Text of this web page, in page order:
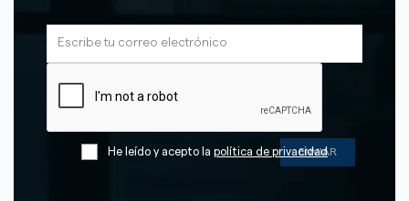
He leído y acepto la política de privacidad